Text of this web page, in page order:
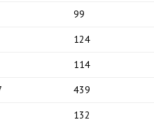
99
124
114
439
132